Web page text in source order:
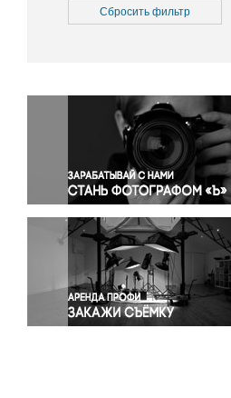
Медицина
Окружающая среда
Политика
Правосудие
Происшествия и конфликты
Религия
Светская жизнь
Спорт
Экология
Экономика и бизнес
Сбросить фильтр